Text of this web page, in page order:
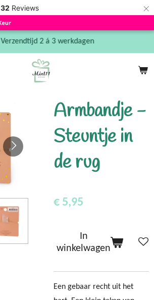
32 Reviews ×
Verzendtijd 2 á 3 werkdagen
Armbandje -
Steuntje in
de rug
€ 5,95
In
winkelwagen
Een gebaar recht uit het